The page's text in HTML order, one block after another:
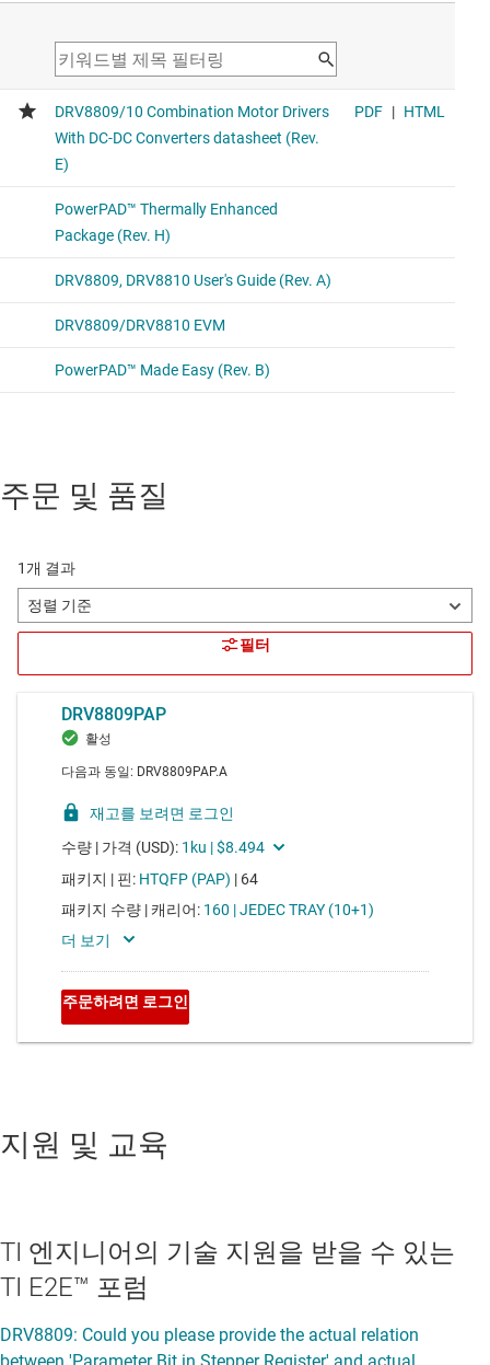
주문 및 품질
지원 및 교육
TI 엔지니어의 기술 지원을 받을 수 있는
TI E2E™ 포럼